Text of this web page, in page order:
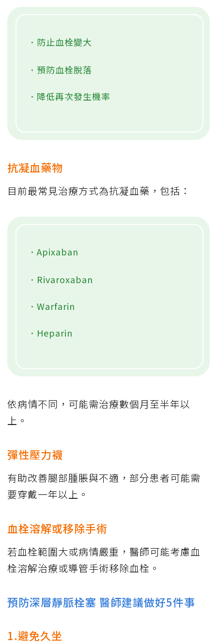
．防止血栓變大
．預防血栓脫落
．降低再次發生機率
抗凝血藥物
目前最常見治療方式為抗凝血藥，包括：
．Apixaban
．Rivaroxaban
．Warfarin
．Heparin
依病情不同，可能需治療數個月至半年以
上。
彈性壓力襪
有助改善腿部腫脹與不適，部分患者可能需
要穿戴一年以上。
血栓溶解或移除手術
若血栓範圍大或病情嚴重，醫師可能考慮血
栓溶解治療或導管手術移除血栓。
預防深層靜脈栓塞 醫師建議做好5件事
1.避免久坐